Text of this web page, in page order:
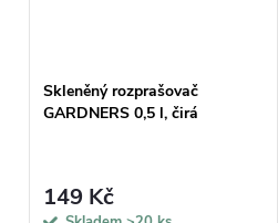
Skleněný rozprašovač
GARDNERS 0,5 l, čirá
149 Kč